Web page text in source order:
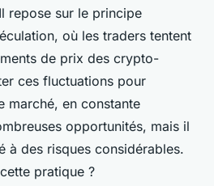
repose sur le principe
où les traders tentent
de prix des crypto-
ces fluctuations pour
marché, en constante
opportunités, mais il
à des risques considérables.
pratique ?